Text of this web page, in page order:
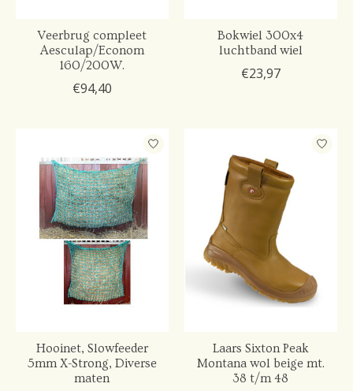
Veerbrug compleet
Aesculap/Econom
160/200W.
€94,40
Bokwiel 300x4
luchtband wiel
€23,97
Hooinet, Slowfeeder
5mm X-Strong, Diverse
maten
Laars Sixton Peak
Montana wol beige mt.
38 t/m 48